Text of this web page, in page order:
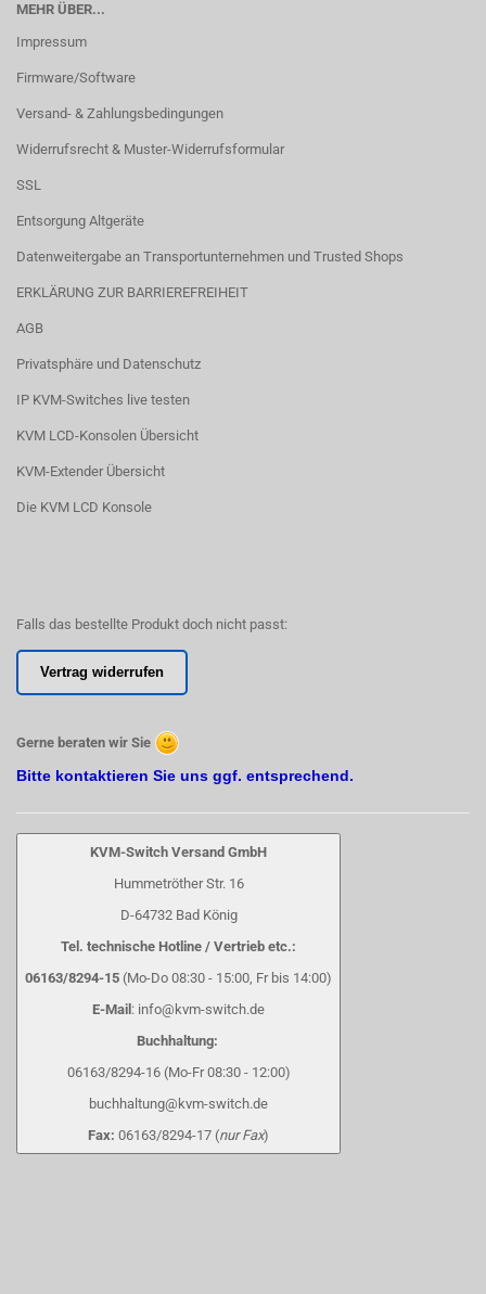
MEHR ÜBER...
Impressum
Firmware/Software
Versand- & Zahlungsbedingungen
Widerrufsrecht & Muster-Widerrufsformular
SSL
Entsorgung Altgeräte
Datenweitergabe an Transportunternehmen und Trusted Shops
ERKLÄRUNG ZUR BARRIEREFREIHEIT
AGB
Privatsphäre und Datenschutz
IP KVM-Switches live testen
KVM LCD-Konsolen Übersicht
KVM-Extender Übersicht
Die KVM LCD Konsole
Falls das bestellte Produkt doch nicht passt:
Vertrag widerrufen
Gerne beraten wir Sie
Bitte kontaktieren Sie uns ggf. entsprechend.
KVM-Switch Versand GmbH
Hummetröther Str. 16
D-64732 Bad König
Tel. technische Hotline / Vertrieb etc.:
06163/8294-15 (Mo-Do 08:30 - 15:00, Fr bis 14:00)
E-Mail : info@kvm-switch.de
Buchhaltung:
06163/8294-16 (Mo-Fr 08:30 - 12:00)
buchhaltung@kvm-switch.de
Fax: 06163/8294-17 (nur Fax)